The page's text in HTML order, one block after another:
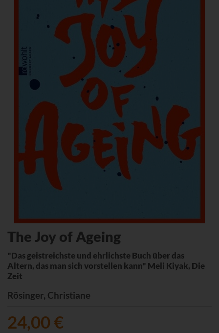
The Joy of Ageing
"Das geistreichste und ehrlichste Buch über das
Altern, das man sich vorstellen kann" Meli Kiyak, Die
Zeit
Rösinger, Christiane
24,00 €